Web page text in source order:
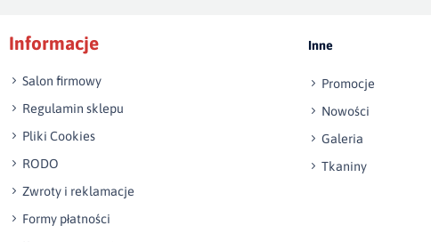
Informacje
Salon firmowy
Regulamin sklepu
Pliki Cookies
RODO
Zwroty i reklamacje
Formy płatności
Inne
Promocje
Nowości
Galeria
Tkaniny